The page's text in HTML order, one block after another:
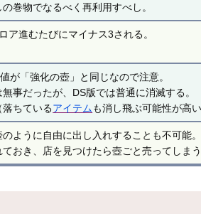
巻物でなるべく再利用すべし。
ア進むたびにマイナス3される。
が「強化の壺」と同じなので注意。
無事だったが、DS版では普通に消滅する。
ちているアイテムも消し飛ぶ可能性が高
ように自由に出し入れすることも不可能。
ておき、店を見つけたら壺ごと売ってしまう